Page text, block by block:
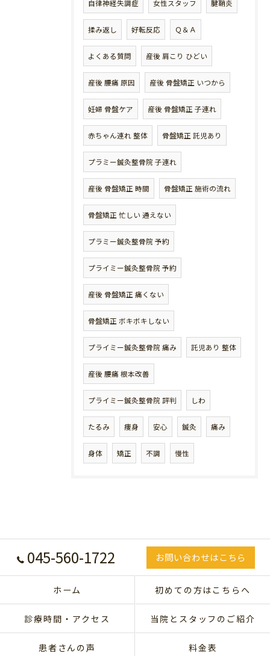
自律神経失調症 女性スタッフ 腱鞘炎
揉み返し 好転反応 Ｑ＆Ａ
よくある質問 産後 肩こり ひどい
産後 腰痛 原因 産後 骨盤矯正 いつから
妊婦 骨盤ケア 産後 骨盤矯正 子連れ
赤ちゃん連れ 整体 骨盤矯正 託児あり
プラミー鍼灸整骨院 子連れ
産後 骨盤矯正 時間 骨盤矯正 施術の流れ
骨盤矯正 忙しい 通えない
プラミー鍼灸整骨院 予約
プライミー鍼灸整骨院 予約
産後 骨盤矯正 痛くない
骨盤矯正 ボキボキしない
プライミー鍼灸整骨院 痛み 託児あり 整体
産後 腰痛 根本改善
プライミー鍼灸整骨院 評判 しわ
たるみ 痩身 安心 鍼灸 痛み
身体 矯正 不調 慢性
045-560-1722 お問い合わせはこちら
ホーム 初めての方はこちらへ
診療時間・アクセス 当院とスタッフのご紹介
患者さんの声 料金表